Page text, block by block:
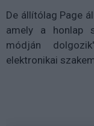
De állítólag Page
amely a honlap
módján
elektronikai